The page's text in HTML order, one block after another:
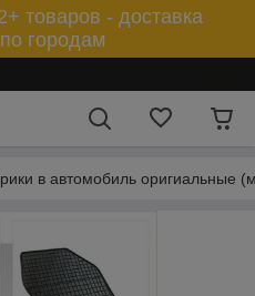
товаров - доставка
городам
в автомобиль оригиальные